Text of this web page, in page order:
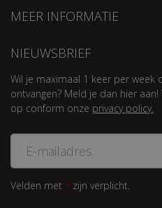
MEER INFORMATIE
NIEUWSBRIEF
Wil je maximaal 1 keer per week
ontvangen? Meld je dan hier
op conform onze privacy policy.
Velden met * zijn verplicht.